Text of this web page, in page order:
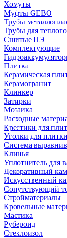
Хомуты
Муфты GEBO
Трубы
Трубы для
Сшитые ПЭ
Комплектующие
Плитка
Керамическая
Керамогранит
Клинкер
Затирки
Мозаика
Расходные
Крестики для
Уголки для плитки
Система
Клинья
Уплотнитель для
Декоративный
Искусственный
Сопутствующий
Стройматериалы
Кровельные
Мастика
Рубероид
Стеклоизол